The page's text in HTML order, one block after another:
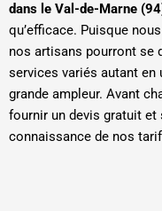
dans le Val-de-Marne
qu’efficace. Puisque
nos artisans pourront se
services variés autant en
grande ampleur. Avant
fournir un devis gratuit et
connaissance de nos